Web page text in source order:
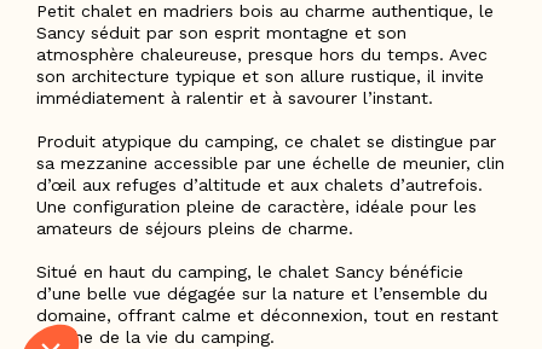
Petit chalet en madriers bois au charme authentique, le
Sancy séduit par son esprit montagne et son
atmosphère chaleureuse, presque hors du temps. Avec
son architecture typique et son allure rustique, il invite
immédiatement à ralentir et à savourer l’instant.
Produit atypique du camping, ce chalet se distingue par
sa mezzanine accessible par une échelle de meunier, clin
d’œil aux refuges d’altitude et aux chalets d’autrefois.
Une configuration pleine de caractère, idéale pour les
amateurs de séjours pleins de charme.
Situé en haut du camping, le chalet Sancy bénéficie
d’une belle vue dégagée sur la nature et l’ensemble du
domaine, offrant calme et déconnexion, tout en restant
proche de la vie du camping.